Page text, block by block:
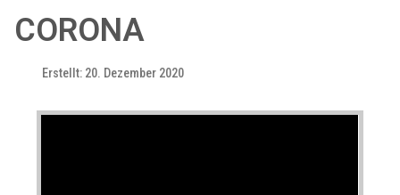
CORONA
Erstellt: 20. Dezember 2020